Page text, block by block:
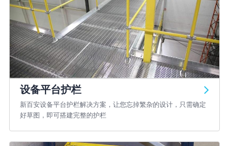
设备平台护栏
新百安设备平台护栏解决方案，让您忘掉繁杂的设计，只需确定
好草图，即可搭建完整的护栏